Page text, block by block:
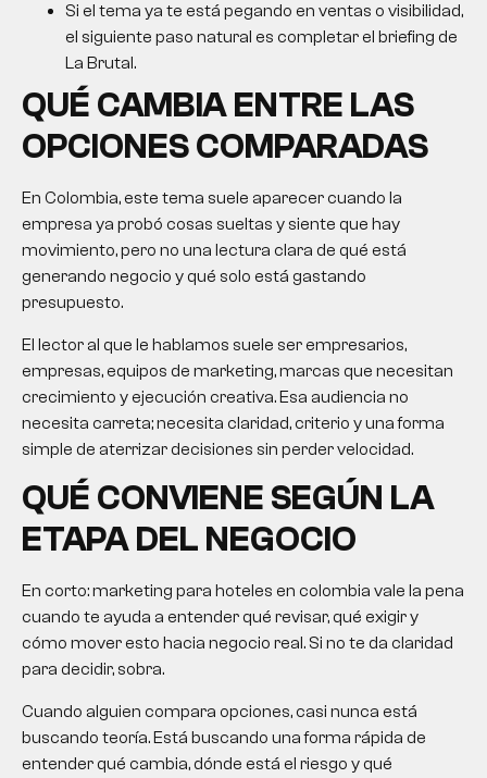
Si el tema ya te está pegando en ventas o visibilidad,
el siguiente paso natural es completar el briefing de
La Brutal.
QUÉ CAMBIA ENTRE LAS
OPCIONES COMPARADAS
En Colombia, este tema suele aparecer cuando la
empresa ya probó cosas sueltas y siente que hay
movimiento, pero no una lectura clara de qué está
generando negocio y qué solo está gastando
presupuesto.
El lector al que le hablamos suele ser empresarios,
empresas, equipos de marketing, marcas que necesitan
crecimiento y ejecución creativa. Esa audiencia no
necesita carreta; necesita claridad, criterio y una forma
simple de aterrizar decisiones sin perder velocidad.
QUÉ CONVIENE SEGÚN LA
ETAPA DEL NEGOCIO
En corto: marketing para hoteles en colombia vale la pena
cuando te ayuda a entender qué revisar, qué exigir y
cómo mover esto hacia negocio real. Si no te da claridad
para decidir, sobra.
Cuando alguien compara opciones, casi nunca está
buscando teoría. Está buscando una forma rápida de
entender qué cambia, dónde está el riesgo y qué